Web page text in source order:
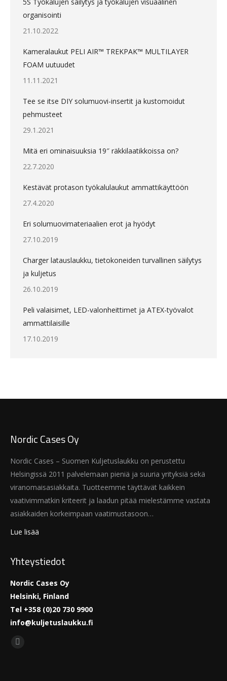
organisointi
21.10.2022
Kameralaukut PELI AIR™ TREKPAK™ MULTILAYER
FOAM uutuudet
11.11.2021
Tee se itse DIY solumuovi-insertit ja kustomoidut
pehmusteet
29.1.2021
Mitä eri ominaisuuksia 19″ räkkilaatikkoissa on?
22.7.2020
Kestävät protason työkalulaukut ammattikäyttöön
27.4.2020
Eri solumuovimateriaalien erot ja hyödyt
27.10.2019
Charger latauslaukku, tietokoneiden turvallinen säilytys
ja kuljetus
26.10.2019
Peli valaisimet, LED-valonheittimet ja ATEX-työvalot
ammattilaisille
17.10.2019
Nordic Cases Oy
Nordic Cases – Suomen Kuljetuslaukku on perustettu
Helsingissä 2011 palvelemaan pieniä ja suuria yrityksiä sekä
viranomaisasiakkaita. Tuotteemme täyttävät kaikkein
vaativimmatkin kriteerit ja laadun pitää mielestämme vastata
asiakkaiden korkeimpaan vaatimustasoon…
Lue lisää
Yhteystiedot
Nordic Cases Oy
Helsinki, Finland
Tel +358 (0)20 730 9900
info@kuljetuslaukku.fi
Find us on:
Facebook